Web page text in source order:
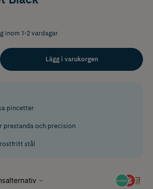
inom 1-2 vardagar
Lägg i varukorgen
pincetter
prestanda och precision
stål